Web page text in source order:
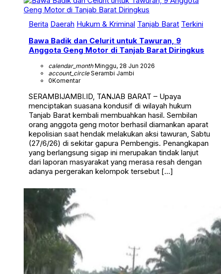
Berita Daerah Hukum & Kriminal Tanjab Barat Terkini
Bawa Badik dan Celurit untuk Tawuran, 9
Anggota Geng Motor di Tanjab Barat Diringkus
calendar_monthMinggu, 28 Jun 2026
account_circleSerambi Jambi
0Komentar
SERAMBIJAMBI.ID, TANJAB BARAT – Upaya
menciptakan suasana kondusif di wilayah hukum
Tanjab Barat kembali membuahkan hasil. Sembilan
orang anggota geng motor berhasil diamankan aparat
kepolisian saat hendak melakukan aksi tawuran, Sabtu
(27/6/26) di sekitar gapura Pembengis. Penangkapan
yang berlangsung sigap ini merupakan tindak lanjut
dari laporan masyarakat yang merasa resah dengan
adanya pergerakan kelompok tersebut […]